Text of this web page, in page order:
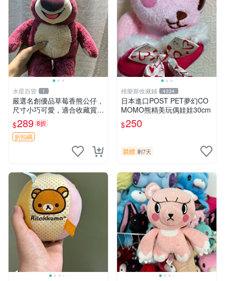
水星百貨 1
嚴選名創優品草莓香熊公仔，
尺寸小巧可愛，適合收藏賞玩
30cm 玩具 公仔 草莓熊
$289 8折
折扣碼
桃樂斯收藏鋪 4334
日本進口POST PET夢幻CO
MOMO熊精美玩偶娃娃30cm
$250
競標 剩7天